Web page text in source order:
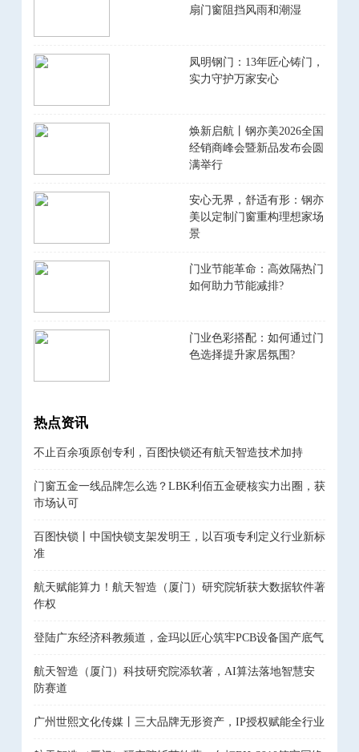
扇门窗阻挡风雨和潮湿
凤明钢门：13年匠心铸门，
实力守护万家安心
焕新启航丨钢亦美2026全国
经销商峰会暨新品发布会圆
满举行
安心无界，舒适有形：钢亦
美以定制门窗重构理想家场
景
门业节能革命：高效隔热门
如何助力节能减排?
门业色彩搭配：如何通过门
色选择提升家居氛围?
热点资讯
不止百余项原创专利，百图快锁还有航天智造技术加持
门窗五金一线品牌怎么选？LBK利佰五金硬核实力出圈，获
市场认可
百图快锁丨中国快锁支架发明王，以百项专利定义行业新标
准
航天赋能算力！航天智造（厦门）研究院斩获大数据软件著
作权
登陆广东经济科教频道，金玛以匠心筑牢PCB设备国产底气
航天智造（厦门）科技研究院添软著，AI算法落地智慧安
防赛道
广州世熙文化传媒丨三大品牌无形资产，IP授权赋能全行业